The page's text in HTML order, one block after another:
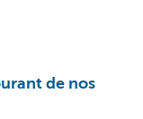
de nos